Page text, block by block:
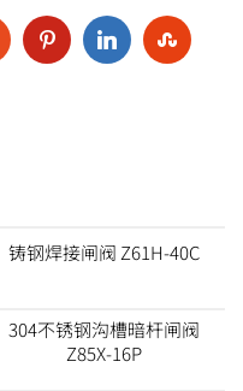
铸钢焊接闸阀 Z61H-40C
304不锈钢沟槽暗杆闸阀
Z85X-16P